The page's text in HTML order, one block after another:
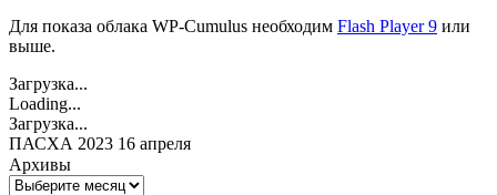
Для показа облака WP-Cumulus необходим Flash Player 9 или
выше.
Загрузка...
Loading...
Загрузка...
ПАСХА 2023 16 апреля
Архивы
Архивы